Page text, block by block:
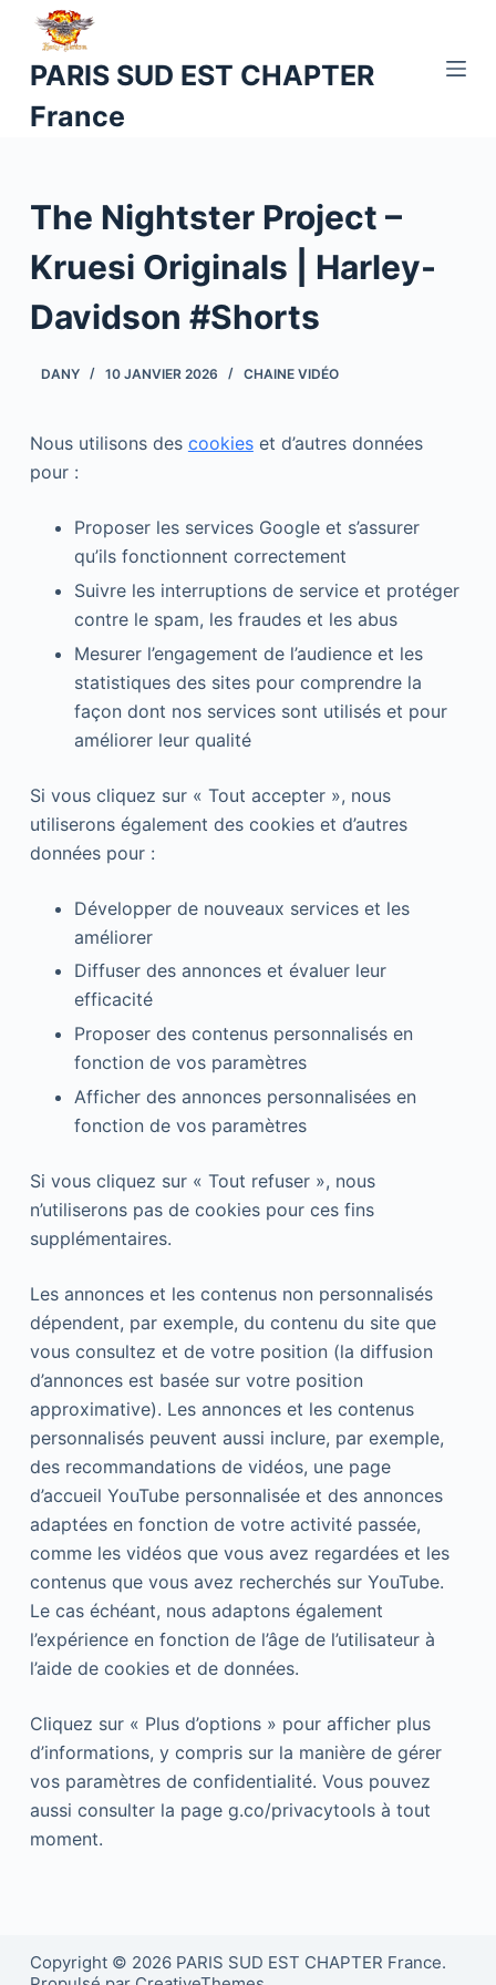
c
o
PARIS SUD EST CHAPTER
France
The Nightster Project –
Kruesi Originals | Harley-
Davidson #Shorts
DANY 10 JANVIER 2026 CHAINE VIDÉO
Nous utilisons des cookieset d’autres données
pour :
Proposer les services Google et s’assurer
qu’ils fonctionnent correctement
Suivre les interruptions de service et protéger
contre le spam, les fraudes et les abus
Mesurer l’engagement de l’audience et les
statistiques des sites pour comprendre la
façon dont nos services sont utilisés et pour
améliorer leur qualité
Si vous cliquez sur « Tout accepter », nous
utiliserons également des cookies et d’autres
données pour :
Développer de nouveaux services et les
améliorer
Diffuser des annonces et évaluer leur
efficacité
Proposer des contenus personnalisés en
fonction de vos paramètres
Afficher des annonces personnalisées en
fonction de vos paramètres
Si vous cliquez sur « Tout refuser », nous
n’utiliserons pas de cookies pour ces fins
supplémentaires.
Les annonces et les contenus non personnalisés
dépendent, par exemple, du contenu du site que
vous consultez et de votre position (la diffusion
d’annonces est basée sur votre position
approximative). Les annonces et les contenus
personnalisés peuvent aussi inclure, par exemple,
des recommandations de vidéos, une page
d’accueil YouTube personnalisée et des annonces
adaptées en fonction de votre activité passée,
comme les vidéos que vous avez regardées et les
contenus que vous avez recherchés sur YouTube.
Le cas échéant, nous adaptons également
l’expérience en fonction de l’âge de l’utilisateur à
l’aide de cookies et de données.
Cliquez sur « Plus d’options » pour afficher plus
d’informations, y compris sur la manière de gérer
vos paramètres de confidentialité. Vous pouvez
aussi consulter la page g.co/privacytools à tout
moment.
Copyright © 2026 PARIS SUD EST CHAPTER France.